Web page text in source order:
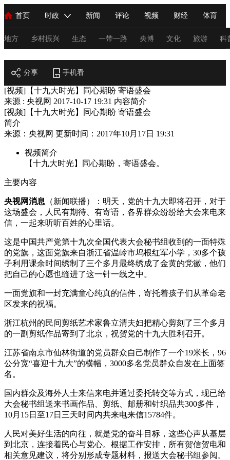
首页 时政 新闻 评论 视频 财经 体育
人民领袖习近平 联播+ 中国领导人 央视快评 习式妙语
直播 栏目大全 节目单 听音 微视频 主持人
海外频道 iPanda English Монгол
地方 乡村振兴 生态 一带一路 央博 文化 旅游 科
总台春晚 网络春晚
新闻 国内 国际 评论 经济
人民领袖习近平 联播+ 热解读 天天学习
视频 小央视频 小央直播 直播中国
现场
体育 直播 竞猜 2026年世界杯 2026年冬奥会
VIP会员 CCTV奥林匹克频道
财经 教育 乡村振兴 生态环境 一带一路 央博
大国智造 大国展会 大国保险 云顶对话 云起
CCTV.节目官网 直播 节目单 栏目 片库
分享 手机看
[视频]【十九大时光】同心期盼 寄语盛会
来源 : 央视网 2017-10-17 19:31 内容简介
[视频]【十九大时光】同心期盼 寄语盛会
简介
来源：央视网 更新时间：2017年10月17日 19:31
视频简介
【十九大时光】同心期盼，寄语盛会。
主要内容
央视网消息 （新闻联播）：明天，党的十九大即将召开，对于
这场盛会，人民有期待、有寄语，各界群众纷纷给大会来电来
信，一起来听听百姓的心里话。
这是中国共产党第十九次全国代表大会秘书组收到的一面特殊
的党旗，这面党旗来自浙江省温岭市坞根红军小学，30多个孩
子利用课余时间绣制了三个多月最终绣成了金黄的党徽，他们
把自己的心愿也缝进了这一针一线之中。
一面党旗和一封充满童心纯真的信件，寄托着孩子们从革命老
区发来的祝福。
浙江杭州的民间剪纸艺术家鲁立清夫妇把精心剪刻了三个多月
的一副剪纸作品寄到了北京，祝贺党的十九大胜利召开。
江苏省南京市仙林街道的党员群众自己制作了一个19米长，96
公分宽“喜迎十九大”的横幅，3000多名党员群众自发在上面签
名。
国内群众及海外人士来信来电并通过委托转交等方式，现已给
大会秘书组送来书画作品、剪纸、邮册和针织品共300多件，
10月15日至17日三天时间内共来电来信15784件。
人民对美好生活的向往，就是党的奋斗目标，这些心声从基层
到北京，连接着民心与党心。根据工作安排，所有贺信贺电和
相关意见建议，将分别形成专题材料，报送大会秘书组参阅。